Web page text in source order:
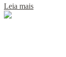
Leia mais